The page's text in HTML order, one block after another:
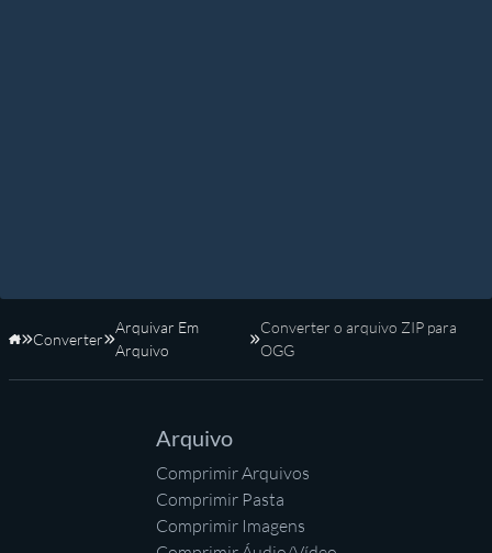
Início
Converter
Arquivar Em
Arquivo
Converter o arquivo ZIP para
OGG
Arquivo
Comprimir Arquivos
Comprimir Pasta
Comprimir Imagens